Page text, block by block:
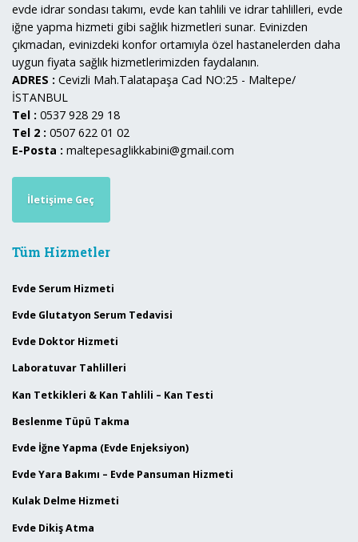
evde idrar sondası takımı, evde kan tahlili ve idrar tahlilleri, evde
iğne yapma hizmeti gibi sağlık hizmetleri sunar. Evinizden
çıkmadan, evinizdeki konfor ortamıyla özel hastanelerden daha
uygun fiyata sağlık hizmetlerimizden faydalanın.
ADRES : Cevizli Mah.Talatapaşa Cad NO:25 - Maltepe/
İSTANBUL
Tel : 0537 928 29 18
Tel 2 : 0507 622 01 02
E-Posta : maltepesaglikkabini@gmail.com
İletişime Geç
Tüm Hizmetler
Evde Serum Hizmeti
Evde Glutatyon Serum Tedavisi
Evde Doktor Hizmeti
Laboratuvar Tahlilleri
Kan Tetkikleri & Kan Tahlili – Kan Testi
Beslenme Tüpü Takma
Evde İğne Yapma (Evde Enjeksiyon)
Evde Yara Bakımı – Evde Pansuman Hizmeti
Kulak Delme Hizmeti
Evde Dikiş Atma